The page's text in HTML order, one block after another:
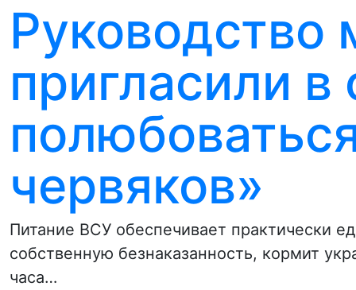
пригласили
червяков»
Питание ВСУ обеспечивает практически
собственную безнаказанность, кормит
часа…